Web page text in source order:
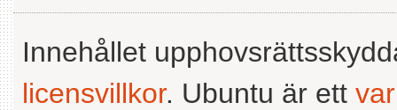
Innehållet
licensvillkor. Ubuntu är ett